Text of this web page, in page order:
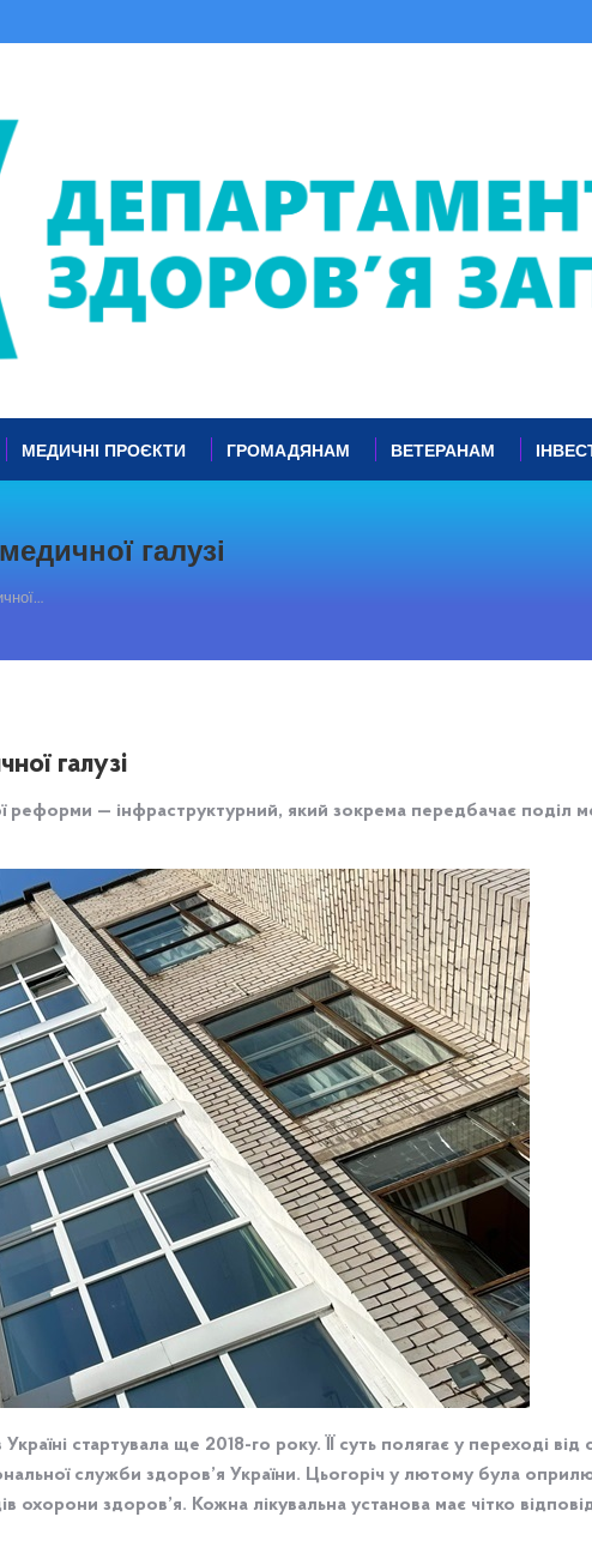
МЕДИЧНІ ПРОЄКТИ ГРОМАДЯНАМ ВЕТЕРАНАМ
галузі
галузі
реформи — інфраструктурний, який зокрема передбачає поділ
стартувала ще 2018-го року. ЇЇ суть полягає у переході
служби здоров’я України. Цьогоріч у лютому була
охорони здоров’я. Кожна лікувальна установа має чітко